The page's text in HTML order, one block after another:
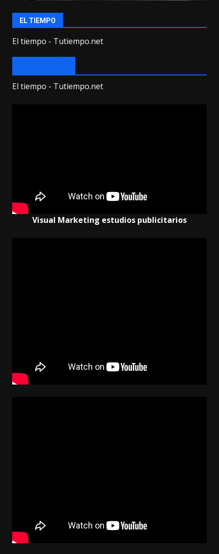
EL TIEMPO
El tiempo - Tutiempo.net
El tiempo - Tutiempo.net
Visual Marketing estudios publicitarios